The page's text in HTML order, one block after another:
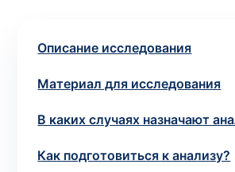
Описание исследования
Материал для исследования
В каких случаях назначают
Как подготовиться к анализу?
потрібний. Виняток
зіскрібки. Взяття